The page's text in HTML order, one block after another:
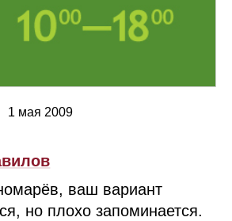
1 мая 2009
ваш вариант
но плохо запоминается.